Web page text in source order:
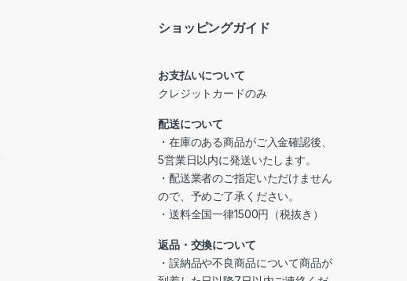
ショッピングガイド
お支払いについて
クレジットカードのみ
配送について
・在庫のある商品がご入金確認後、
5営業日以内に発送いたします。
・配送業者のご指定いただけません
ので、予めご了承ください。
・送料全国一律1500円（税抜き）
返品・交換について
・誤納品や不良商品について商品が